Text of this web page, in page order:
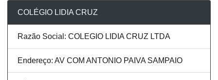
COLÉGIO LIDIA CRUZ
Razão Social: COLEGIO LIDIA CRUZ LTDA
Endereço: AV COM ANTONIO PAIVA SAMPAIO